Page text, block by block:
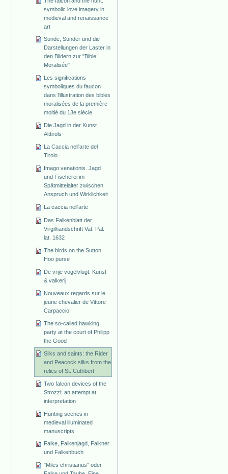
symbolic love imagery in
medieval and renaissance
art
Sünde, Sünder und die
Darstellungen der Laster in
den Bildern zur "Bible
Moralisée"
Les significations
symboliques du faucon
dans l'illustration des bibles
moralisées de la première
moitié du 13e siècle
Die Jagd in der Kunst
Alttirols
La Caccia nell'arte del
Tirolo
Imago venationis. Jagd
und Fischerei im
Spätmittelalter zwischen
Anspruch und Wirklichkeit
La caccia nell'arte
Das Falkenblatt der
Virgilhandschrift Vat. Pal.
lat. 1632
The birds on the Sutton
Hoo purse
De vrije vogelvlugt. Kunst
& valkerij
Nouveaux regards sur le
jeune chevalier de Vittore
Carpaccio
The so-called hawking
party at the court of Philipp
the Good
Silks and saints: the Rider
and Peacock silks from the
relics of St. Cuthbert
Two falcon devices of the
Strozzi: an attempt at
interpretation
Hunting scenes in
medieval illuminated
manuscripts
Falke, Falkenjagd, Falkner
und Falkenbuch
"Miles christianus" oder